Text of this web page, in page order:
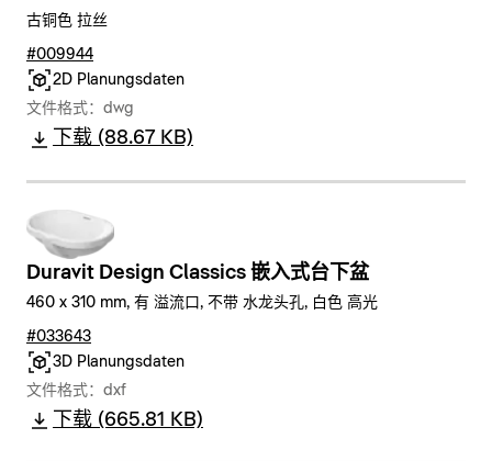
古铜色 拉丝
#009944
2D Planungsdaten
文件格式：dwg
下载 (88.67 KB)
Duravit Design Classics 嵌入式台下盆
460 x 310 mm, 有 溢流口, 不带 水龙头孔, 白色 高光
#033643
3D Planungsdaten
文件格式：dxf
下载 (665.81 KB)